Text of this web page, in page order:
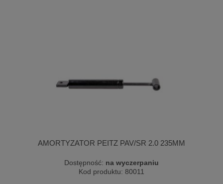
AMORTYZATOR PEITZ PAV/SR 2.0 235MM
Dostępność: na wyczerpaniu
Kod produktu: 80011